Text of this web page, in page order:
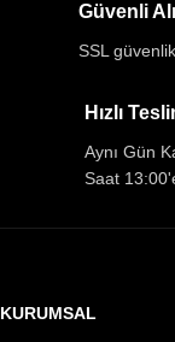
Güvenli
SSL
Hızlı
Aynı Gün
Saat
KURUMSAL